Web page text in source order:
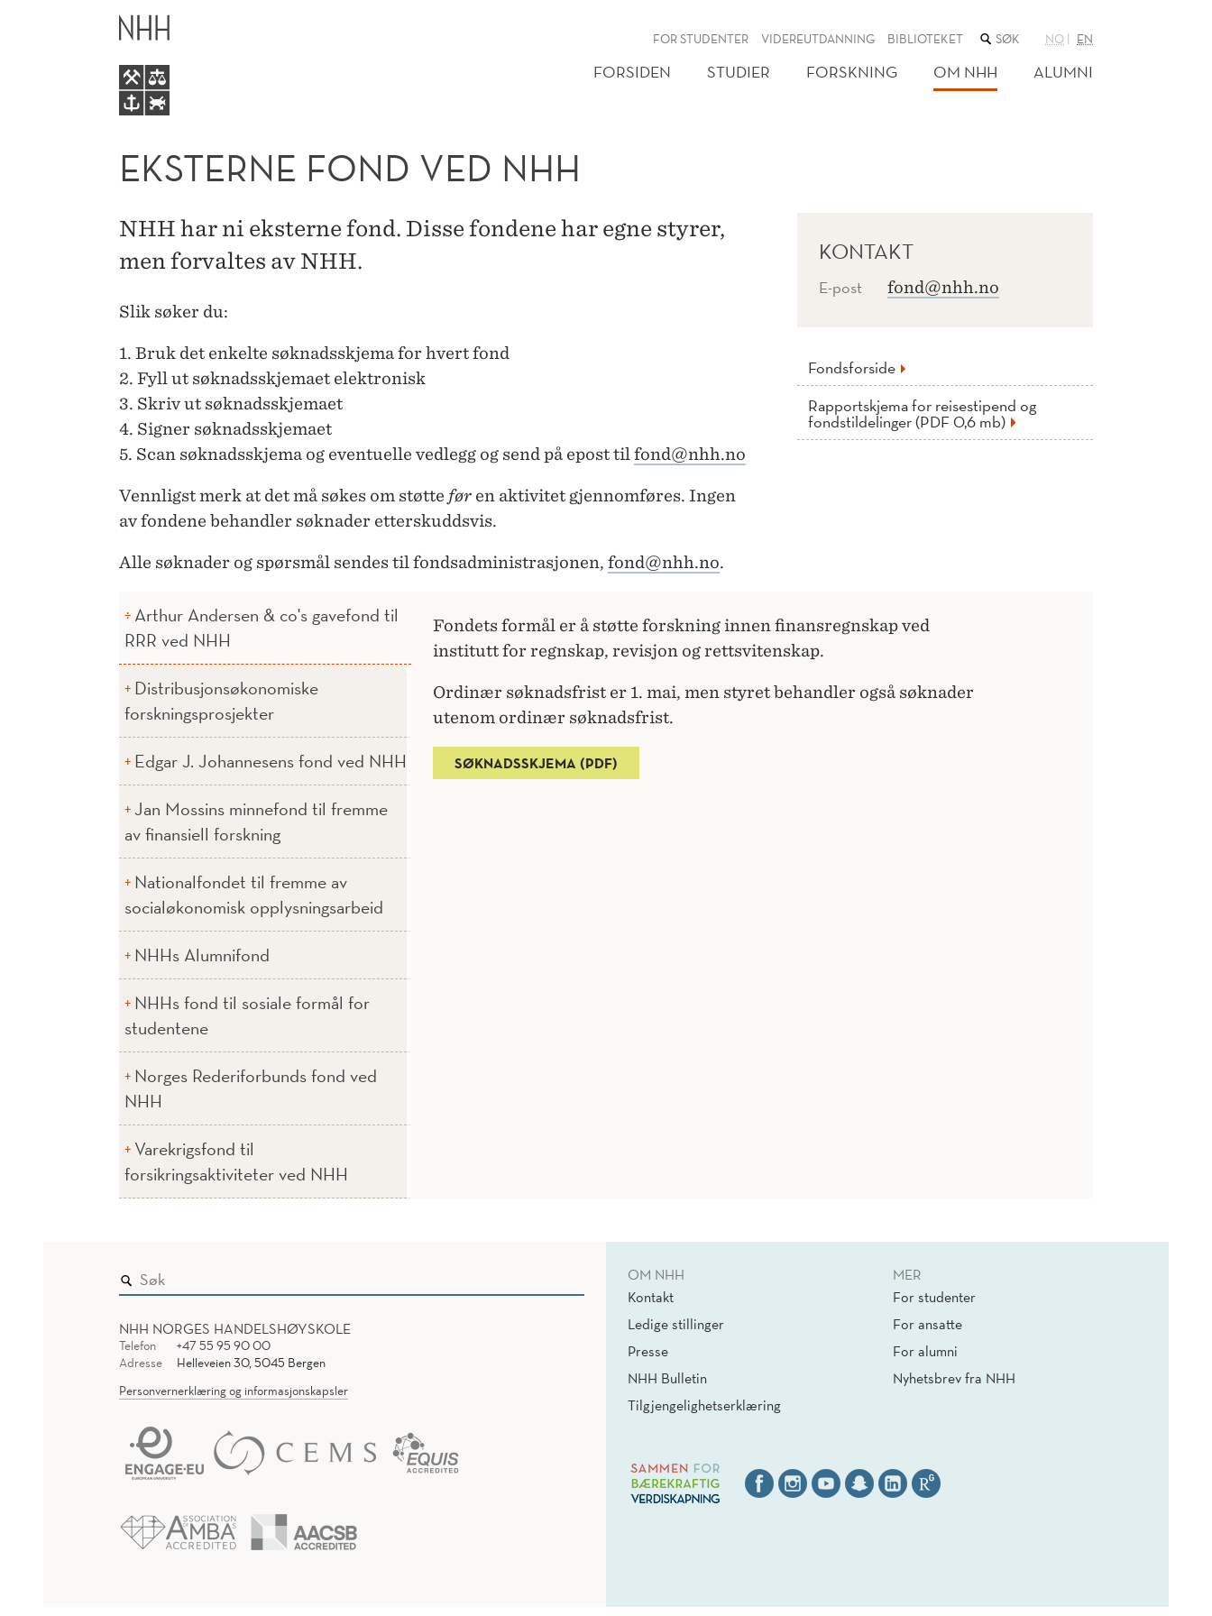
EKSTERNE
FOR STUDENTER VIDEREUTDANNING BIBLIOTEKET SØK
NETTSTEDET
NO EN
FORSIDEN STUDIER FORSKNING OM NHH ALUMNI
EKSTERNE FOND VED NHH
NHH har ni eksterne fond. Disse fondene har egne styrer,
men forvaltes av NHH.
Slik søker du:
1. Bruk det enkelte søknadsskjema for hvert fond
2. Fyll ut søknadsskjemaet elektronisk
3. Skriv ut søknadsskjemaet
4. Signer søknadsskjemaet
5. Scan søknadsskjema og eventuelle vedlegg og send på epost tilfond@nhh.no
Vennligst merk at det må søkes om støtte før en aktivitet gjennomføres. Ingen
av fondene behandler søknader etterskuddsvis.
Alle søknader og spørsmål sendes til fondsadministrasjonen, fond@nhh.no.
KONTAKT
E-post fond@nhh.no
Fondsforside
Rapportskjema for reisestipend og
fondstildelinger (PDF 0,6 mb)
Arthur Andersen & co's gavefond til
RRR ved NHH
Fondets formål er å støtte forskning innen finansregnskap ved
institutt for regnskap, revisjon og rettsvitenskap.
Ordinær søknadsfrist er 1. mai, men styret behandler også søknader
utenom ordinær søknadsfrist.
SØKNADSSKJEMA (PDF)
Distribusjonsøkonomiske
forskningsprosjekter
Edgar J. Johannesens fond ved NHH
Jan Mossins minnefond til fremme
av finansiell forskning
Nationalfondet til fremme av
socialøkonomisk opplysningsarbeid
NHHs Alumnifond
NHHs fond til sosiale formål for
studentene
Norges Rederiforbunds fond ved
NHH
Varekrigsfond til
forsikringsaktiviteter ved NHH
NHH NORGES HANDELSHØYSKOLE
Telefon
+47 55 95 90 00
Adresse
Helleveien 30, 5045 Bergen
Personvernerklæring og informasjonskapsler
OM NHH
Kontakt
Ledige stillinger
Presse
NHH Bulletin
Tilgjengelighetserklæring
MER
For studenter
For ansatte
For alumni
Nyhetsbrev fra NHH